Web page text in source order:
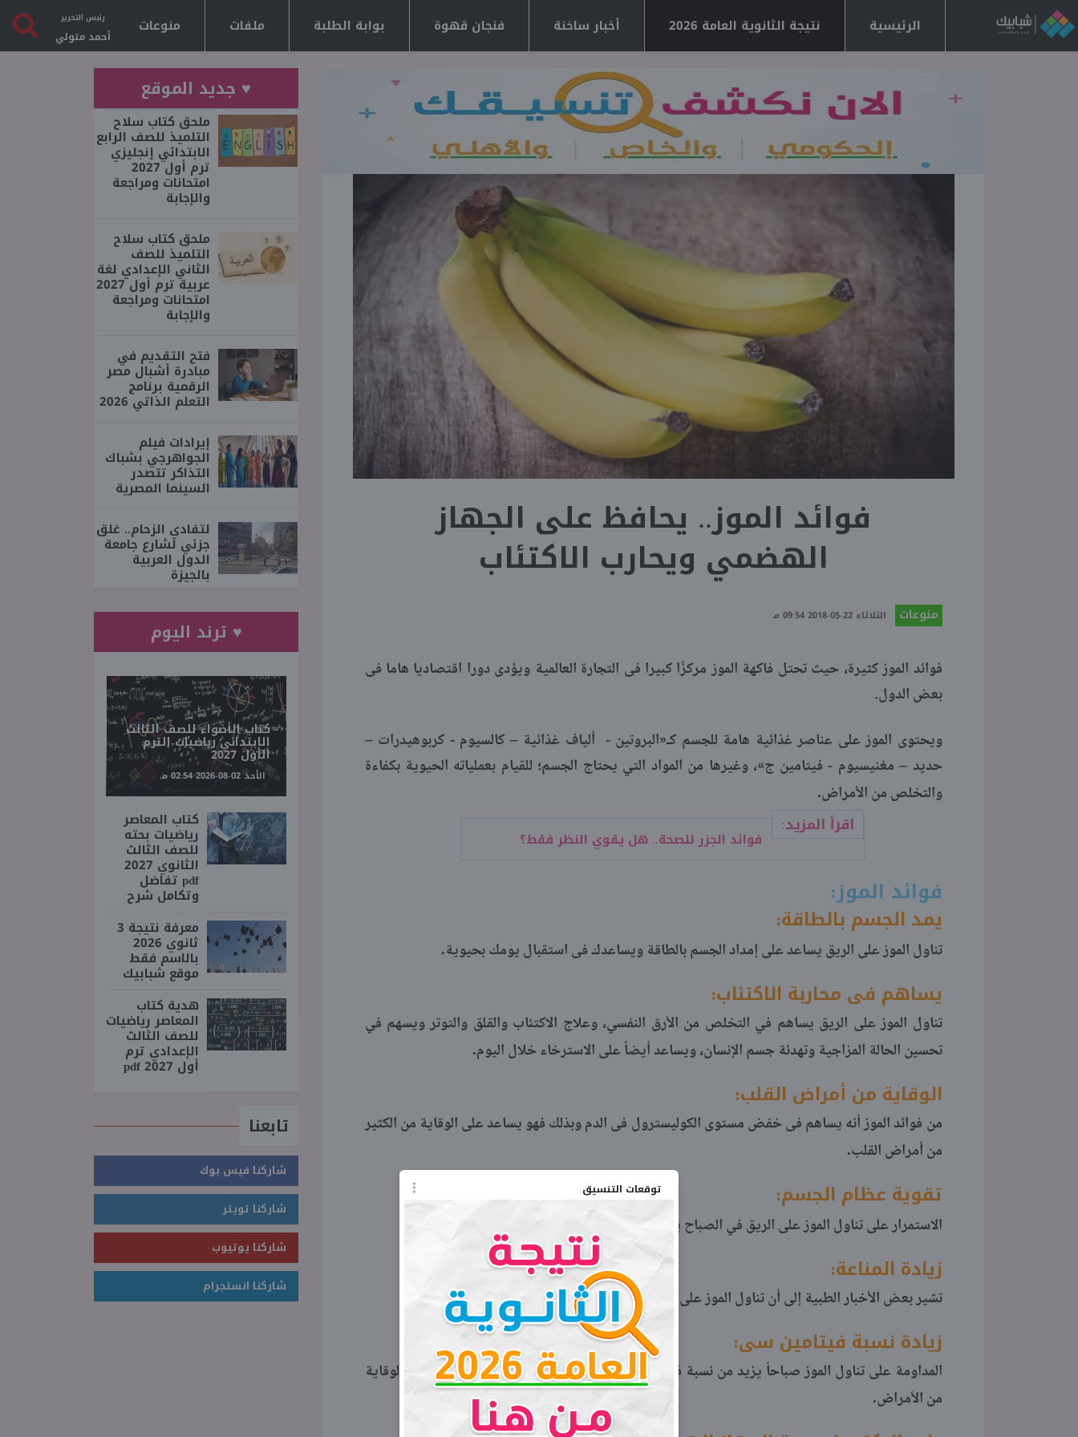
توقعات التنسيق
الرئيسية نتيجة الثانوية العامة 2026 أخبار ساخنة فنجان قهوة بوابة الطلبة ملفات منوعات رئيس التحرير
أحمد متولي
فوائد الموز.. يحافظ على الجهاز
الهضمي ويحارب الاكتئاب
منوعات الثلاثاء 22-05-2018 09:54 مـ
فوائد الموز كثيرة، حيث تحتل فاكهة الموز مركزًا كبيرا فى التجارة العالمية ويؤدى دورا اقتصاديا هاما فى
بعض الدول.
ويحتوى الموز على عناصر غذائية هامة للجسم كـ«البروتين - ألياف غذائية – كالسيوم - كربوهيدرات –
حديد – مغنيسيوم - فيتامين ج»، وغيرها من المواد التي يحتاج الجسم؛ للقيام بعملياته الحيوية بكفاءة
والتخلص من الأمراض.
اقرأ المزيد:
فوائد الجزر للصحة.. هل يقوي النظر فقط؟
فوائد الموز:
يمد الجسم بالطاقة:
تناول الموز على الريق يساعد على إمداد الجسم بالطاقة ويساعدك فى استقبال يومك بحيوية.
يساهم فى محاربة الاكتئاب:
تناول الموز على الريق يساهم في التخلص من الأرق النفسي، وعلاج الاكتئاب والقلق والتوتر ويسهم في
تحسين الحالة المزاجية وتهدئة جسم الإنسان، ويساعد أيضاً على الاسترخاء خلال اليوم.
الوقاية من أمراض القلب:
من فوائد الموز أنه يساهم فى خفض مستوى الكوليسترول فى الدم وبذلك فهو يساعد على الوقاية من الكثير
من أمراض القلب.
تقوية عظام الجسم:
الاستمرار على تناول الموز على الريق في الصباح يزيد من قوة العظام ويحد من إلتهابات المفاصل
زيادة المناعة:
تشير بعض الأخبار الطبية إلى أن تناول الموز على الريق يومياً يقوم بتقوية الجهاز المناعي
زيادة نسبة فيتامين سى:
المداومة على تناول الموز صباحاً يزيد من نسبة فيتامين سي الذي يحتاجه الجسم لبناء العضلات والوقاية
من الأمراض.
♥ جديد الموقع
ملحق كتاب سلاح
التلميذ للصف الرابع
الابتدائي إنجليزي
ترم أول 2027
امتحانات ومراجعة
والإجابة
ملحق كتاب سلاح
التلميذ للصف
الثاني الإعدادي لغة
عربية ترم أول 2027
امتحانات ومراجعة
والإجابة
فتح التقديم في
مبادرة أشبال مصر
الرقمية برنامج
التعلم الذاتي 2026
إيرادات فيلم
الجواهرجي بشباك
التذاكر تتصدر
السينما المصرية
لتفادي الزحام.. غلق
جزئي لشارع جامعة
الدول العربية
بالجيزة
♥ ترند اليوم
كتاب الأضواء للصف الثالث
الابتدائي رياضيات الترم
الأول 2027
الأحد 02-08-2026 02:54 مـ
كتاب المعاصر
رياضيات بحته
للصف الثالث
الثانوي 2027
pdf تفاضل
وتكامل شرح
معرفة نتيجة 3
ثانوي 2026
بالاسم فقط
موقع شبابيك
هدية كتاب
المعاصر رياضيات
للصف الثالث
الإعدادي ترم
أول 2027 pdf
تابعنا
شاركنا فيس بوك
شاركنا تويتر
شاركنا يوتيوب
شاركنا انستجرام